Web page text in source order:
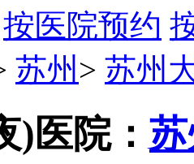
按医院预约
苏州 > 苏州
)医院：